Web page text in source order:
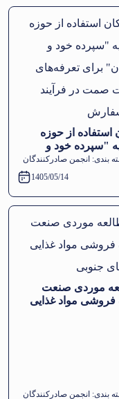
استفاده از حوزه
"سپرده خود و
برای تعرفه‌های
صمت در فرآیند
بندی: انجمن صادرکنندگان
1405/05/14
موردی صنعت
فروشی مواد غذایی
بندی: انجمن صادرکنندگان